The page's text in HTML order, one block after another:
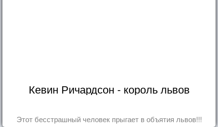
Кевин Ричардсон - король львов
Этот бесстрашный человек прыгает в объятия львов!!!